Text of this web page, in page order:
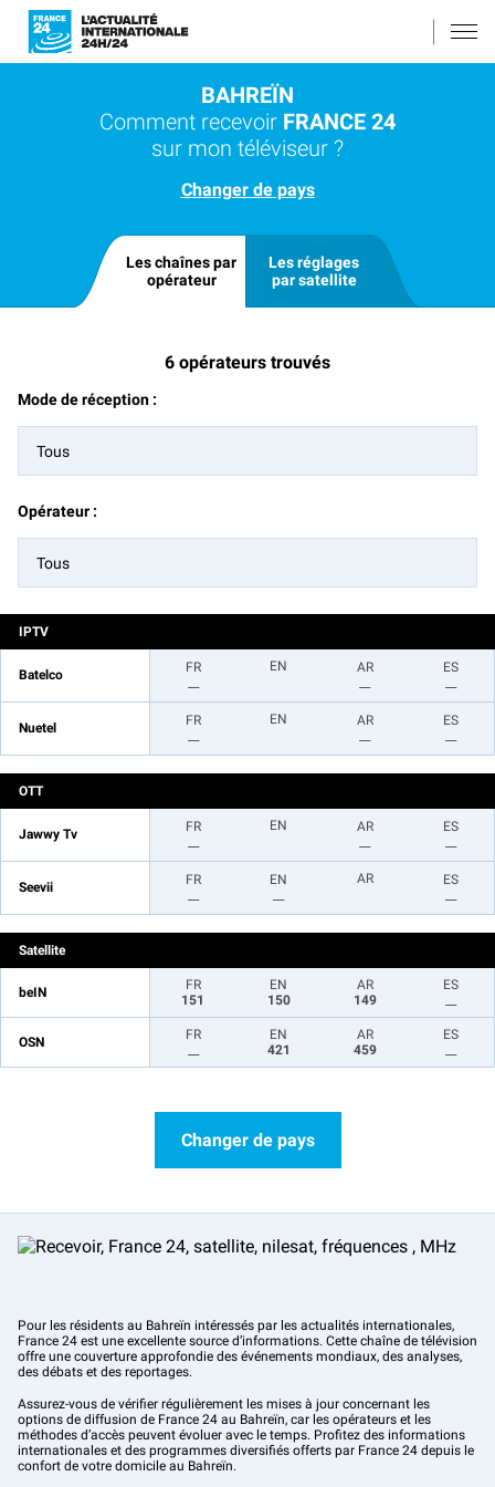
BAHREÏN
Comment recevoir FRANCE 24
sur mon téléviseur ?
Changer de pays
Les chaînes par
opérateur
Les réglages
par satellite
6 opérateurs trouvés
Mode de réception :
Tous
Opérateur :
Tous
IPTV
Batelco
FR
EN
AR
ES
Nuetel
FR
EN
AR
ES
OTT
Jawwy Tv
FR
EN
AR
ES
Seevii
FR
EN
AR
ES
Satellite
beIN
FR
151
EN
150
AR
149
ES
OSN
FR
EN
421
AR
459
ES
Changer de pays
Pour les résidents au Bahreïn intéressés par les actualités internationales,
France 24 est une excellente source d’informations. Cette chaîne de télévision
offre une couverture approfondie des événements mondiaux, des analyses,
des débats et des reportages.
Assurez-vous de vérifier régulièrement les mises à jour concernant les
options de diffusion de France 24 au Bahreïn, car les opérateurs et les
méthodes d’accès peuvent évoluer avec le temps. Profitez des informations
internationales et des programmes diversifiés offerts par France 24 depuis le
confort de votre domicile au Bahreïn.